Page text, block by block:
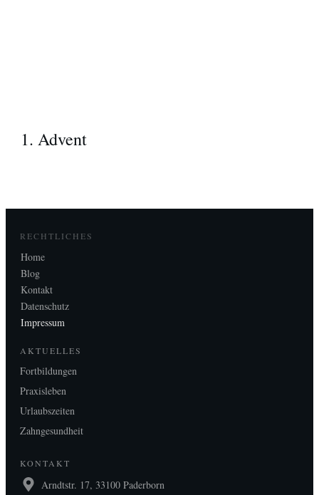
1. Advent
RECHTLICHES
Home
Blog
Kontakt
Datenschutz
Impressum
AKTUELLES
Fortbildungen
Praxisleben
Urlaubszeiten
Zahngesundheit
KONTAKT
Arndtstr. 17, 33100 Paderborn